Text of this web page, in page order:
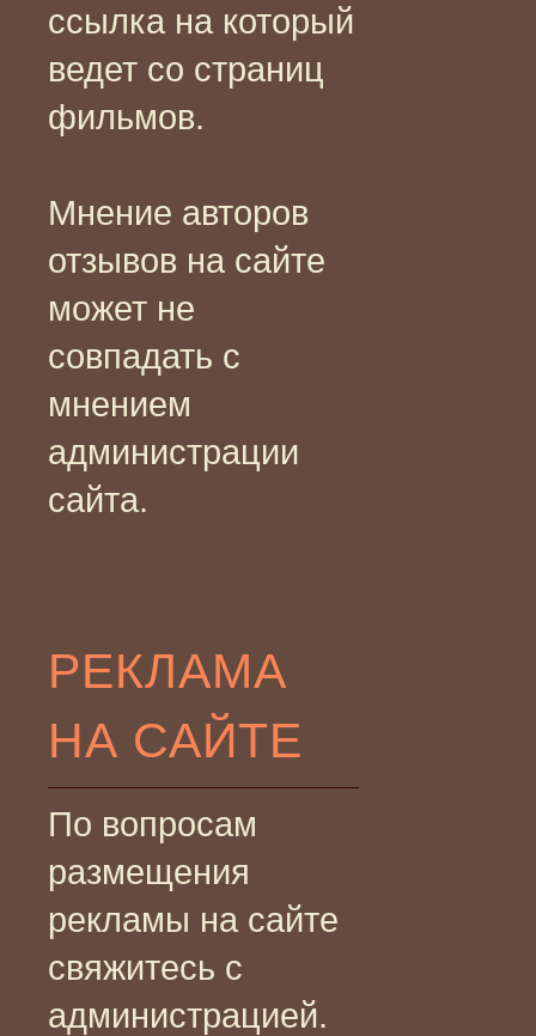
ссылка на который
ведет со страниц
фильмов.
Мнение авторов
отзывов на сайте
может не
совпадать с
мнением
администрации
сайта.
РЕКЛАМА
НА САЙТЕ
По вопросам
размещения
рекламы на сайте
свяжитесь с
администрацией.